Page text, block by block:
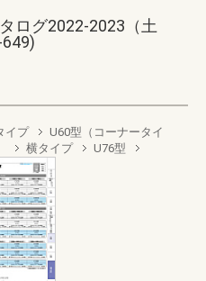
ログ2022-2023（土
イプ
U60型（コーナータイ
横タイプ U76型